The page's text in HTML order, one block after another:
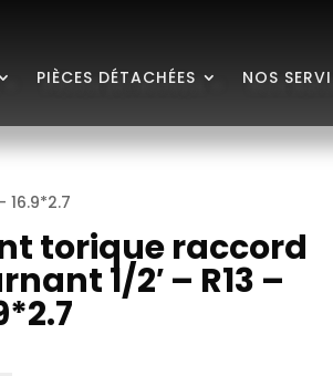
PIÈCES DÉTACHÉES NOS
torique raccord
1/2′ – R13 –